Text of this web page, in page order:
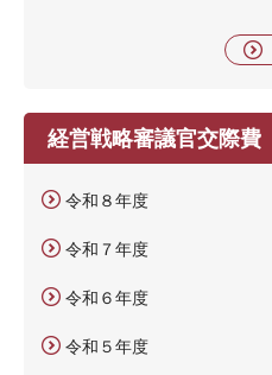
経営戦略審議官交際費
令和８年度
令和７年度
令和６年度
令和５年度